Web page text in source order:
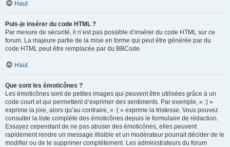
Haut
Puis-je insérer du code HTML ?
Par mesure de sécurité, il n’est pas possible d’insérer du code HTML sur ce
forum. La majeure partie de la mise en forme qui peut être générée par du
code HTML peut être remplacée par du BBCode.
Haut
Que sont les émoticônes ?
Les émoticônes sont de petites images qui peuvent être utilisées grâce à un
code court et qui permettent d’exprimer des sentiments. Par exemple, « :) »
exprime la joie, alors qu’au contraire, « :( » exprime la tristesse. Vous pouvez
consulter la liste complète des émoticônes depuis le formulaire de rédaction.
Essayez cependant de ne pas abuser des émoticônes, elles peuvent
rapidement rendre un message illisible et un modérateur pourrait décider de le
modifier ou de le supprimer complètement. Les administrateurs du forum